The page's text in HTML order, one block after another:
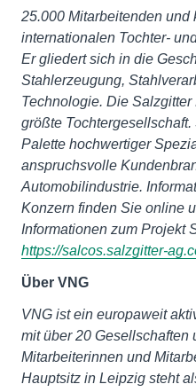
25.000 Mitarbeitenden
internationalen Tochter-
Er gliedert sich in die
Stahlerzeugung,
Technologie. Die
größte
Palette hochwertiger
anspruchsvolle
Automobilindustrie.
Konzern finden Sie online
Informationen zum Projekt
https://salcos.salzgitter-
Über VNG
VNG ist ein europaweit
mit über 20 Gesellschaften
Mitarbeiterinnen und
Hauptsitz in Leipzig steht